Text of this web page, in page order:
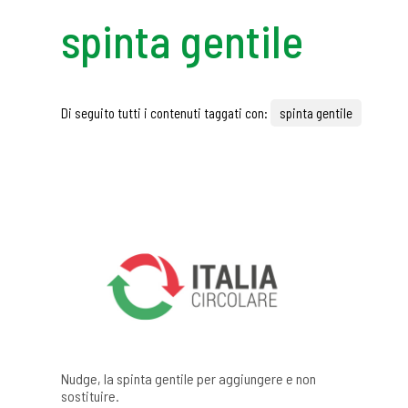
spinta gentile
Di seguito tutti i contenuti taggati con: spinta gentile
Nudge, la spinta gentile per aggiungere e non
sostituire.